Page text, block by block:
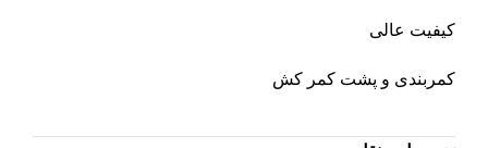
کیفیت عالی
کمربندی و پشت کمر کش